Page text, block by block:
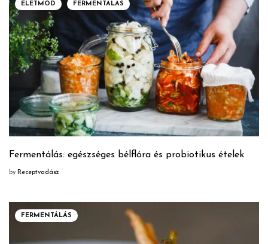
ÉLETMÓD FERMENTÁLÁS
Fermentálás: egészséges bélflóra és probiotikus ételek
by Receptvadász
FERMENTÁLÁS